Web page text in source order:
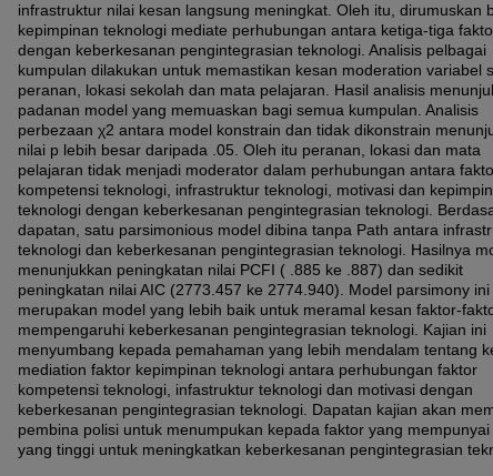
infrastruktur nilai kesan langsung meningkat. Oleh itu, dirumuskan
kepimpinan teknologi mediate perhubungan antara ketiga-tiga
dengan keberkesanan pengintegrasian teknologi. Analisis pelbagai
kumpulan dilakukan untuk memastikan kesan moderation variabel
peranan, lokasi sekolah dan mata pelajaran. Hasil analisis
padanan model yang memuaskan bagi semua kumpulan. Analisis
perbezaan χ2 antara model konstrain dan tidak dikonstrain
nilai p lebih besar daripada .05. Oleh itu peranan, lokasi dan mata
pelajaran tidak menjadi moderator dalam perhubungan antara
kompetensi teknologi, infrastruktur teknologi, motivasi dan
teknologi dengan keberkesanan pengintegrasian teknologi.
dapatan, satu parsimonious model dibina tanpa Path antara
teknologi dan keberkesanan pengintegrasian teknologi. Hasilnya
menunjukkan peningkatan nilai PCFI ( .885 ke .887) dan sedikit
peningkatan nilai AIC (2773.457 ke 2774.940). Model parsimony ini
merupakan model yang lebih baik untuk meramal kesan faktor-
mempengaruhi keberkesanan pengintegrasian teknologi. Kajian ini
menyumbang kepada pemahaman yang lebih mendalam tentang
mediation faktor kepimpinan teknologi antara perhubungan faktor
kompetensi teknologi, infastruktur teknologi dan motivasi dengan
keberkesanan pengintegrasian teknologi. Dapatan kajian akan
pembina polisi untuk menumpukan kepada faktor yang mempunyai
yang tinggi untuk meningkatkan keberkesanan pengintegrasian